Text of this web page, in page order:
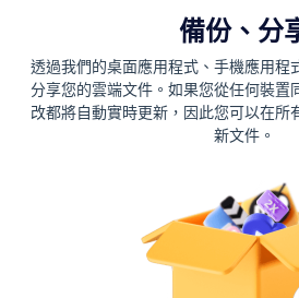
備份、分
透過我們的桌面應用程式、手機應用程
分享您的雲端文件。如果您從任何裝置
改都將自動實時更新，因此您可以在所
新文件。